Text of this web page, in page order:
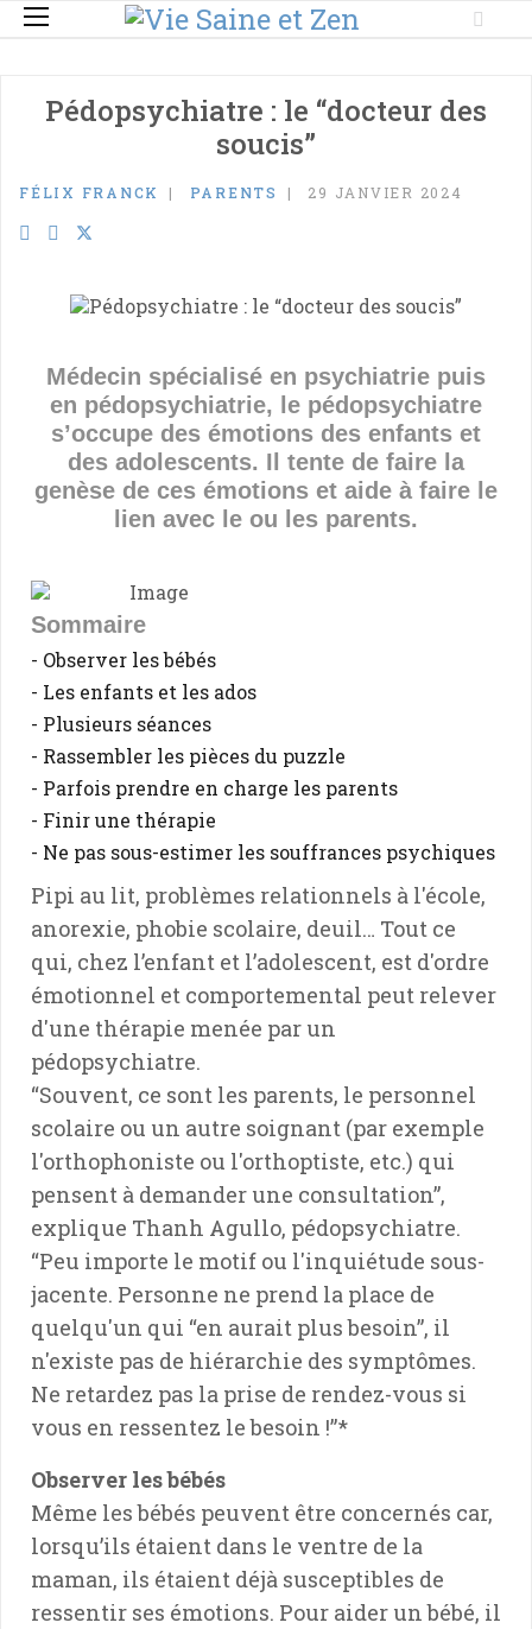
Pédopsychiatre : le “docteur des
soucis”
FÉLIX FRANCK PARENTS 29 JANVIER 2024
Médecin spécialisé en psychiatrie puis
en pédopsychiatrie, le pédopsychiatre
s’occupe des émotions des enfants et
des adolescents. Il tente de faire la
genèse de ces émotions et aide à faire le
lien avec le ou les parents.
Sommaire
- Observer les bébés
- Les enfants et les ados
- Plusieurs séances
- Rassembler les pièces du puzzle
- Parfois prendre en charge les parents
- Finir une thérapie
- Ne pas sous-estimer les souffrances psychiques
Pipi au lit, problèmes relationnels à l'école,
anorexie, phobie scolaire, deuil… Tout ce
qui, chez l’enfant et l’adolescent, est d'ordre
émotionnel et comportemental peut relever
d'une thérapie menée par un
pédopsychiatre.
“Souvent, ce sont les parents, le personnel
scolaire ou un autre soignant (par exemple
l'orthophoniste ou l'orthoptiste, etc.) qui
pensent à demander une consultation”,
explique Thanh Agullo, pédopsychiatre.
“Peu importe le motif ou l'inquiétude sous-
jacente. Personne ne prend la place de
quelqu'un qui “en aurait plus besoin”, il
n'existe pas de hiérarchie des symptômes.
Ne retardez pas la prise de rendez-vous si
vous en ressentez le besoin !”*
Observer les bébés
Même les bébés peuvent être concernés car,
lorsqu’ils étaient dans le ventre de la
maman, ils étaient déjà susceptibles de
ressentir ses émotions. Pour aider un bébé, il